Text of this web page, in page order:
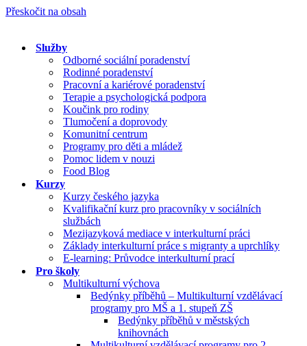
Přeskočit na obsah
Služby
Odborné sociální poradenství
Rodinné poradenství
Pracovní a kariérové poradenství
Terapie a psychologická podpora
Koučink pro rodiny
Tlumočení a doprovody
Komunitní centrum
Programy pro děti a mládež
Pomoc lidem v nouzi
Food Blog
Kurzy
Kurzy českého jazyka
Kvalifikační kurz pro pracovníky v sociálních
službách
Mezijazyková mediace v interkulturní práci
Základy interkulturní práce s migranty a uprchlíky
E-learning: Průvodce interkulturní prací
Pro školy
Multikulturní výchova
Bedýnky příběhů – Multikulturní vzdělávací
programy pro MŠ a 1. stupeň ZŠ
Bedýnky příběhů v městských
knihovnách